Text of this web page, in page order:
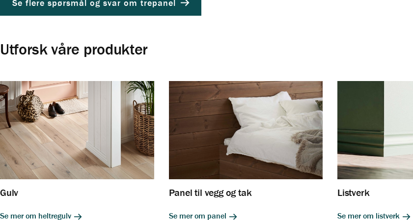
Se flere spørsmål og svar om trepanel
Utforsk våre produkter
Gulv
Se mer om heltregulv
Panel til vegg og tak
Se mer om panel
Listverk
Se mer om listverk